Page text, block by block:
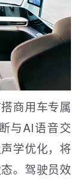
商用车专属
与AI语音交
学优化，将
。驾驶员效